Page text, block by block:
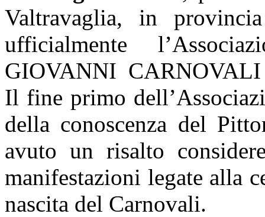
Valtravaglia, in
ufficialmente
GIOVANNI CARNOVALI
Il fine primo
della conoscenza del
avuto un risalto
manifestazioni legate alla
nascita del Carnovali.